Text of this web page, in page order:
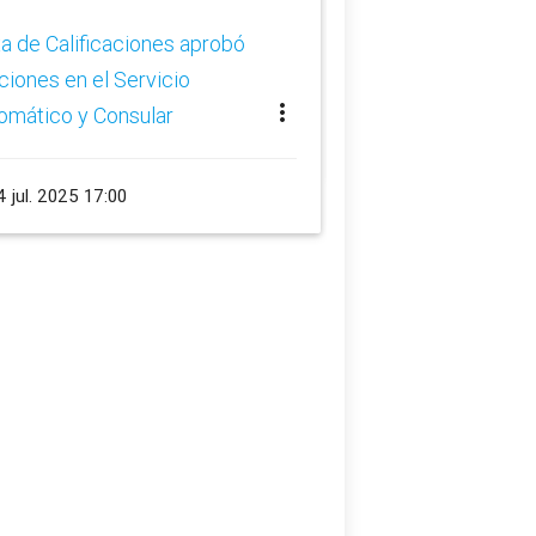
de Calificaciones aprobó
en el Servicio
y Consular
more_vert
jul. 2025 17:00